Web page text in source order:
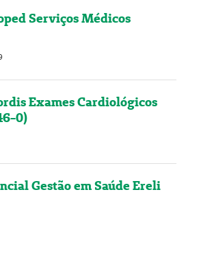
Serviços Médicos
Exames Cardiológicos
0)
Gestão em Saúde Ereli